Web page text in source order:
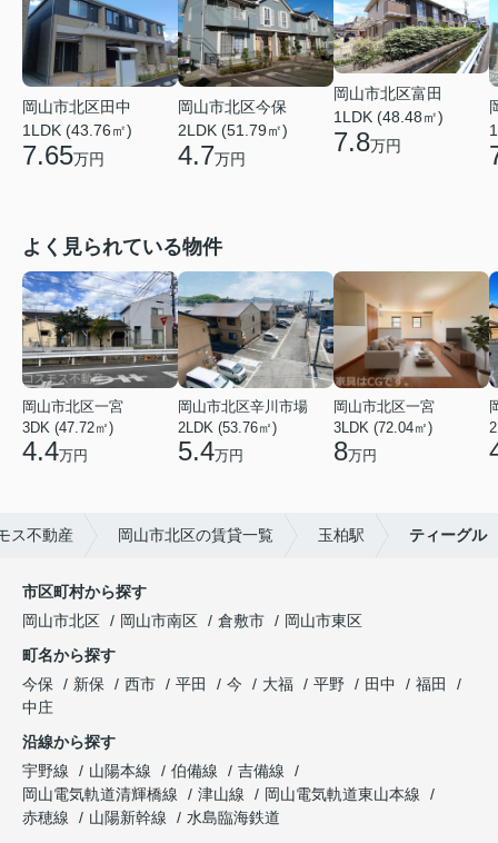
岡山市北区田中
1LDK (43.76㎡)
7.65万円
岡山市北区今保
2LDK (51.79㎡)
4.7万円
岡山市北区富田
1LDK (48.48㎡)
7.8万円
よく見られている物件
岡山市北区一宮
3DK (47.72㎡)
4.4万円
岡山市北区辛川市場
2LDK (53.76㎡)
5.4万円
岡山市北区一宮
3LDK (72.04㎡)
8万円
ス不動産 岡山市北区の賃貸一覧 玉柏駅 ティーグル
市区町村から探す
岡山市北区
岡山市南区 倉敷市
岡山市東区
町名から探す
今保
新保 西市 平田 今 大福 平野 田中
福田
中庄
沿線から探す
宇野線
山陽本線 伯備線
吉備線
岡山電気軌道清輝橋線
津山線
岡山電気軌道東山本線
赤穂線
山陽新幹線
水島臨海鉄道